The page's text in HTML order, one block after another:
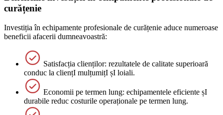
curățenie
Investiția în echipamente profesionale de curățenie aduce numeroase
beneficii afacerii dumneavoastră:
Satisfacția clienților: rezultatele de calitate superioară
conduc la cliențI mulțumițI șI loiali.
Economii pe termen lung: echipamentele eficiente șI
durabile reduc costurile operaționale pe termen lung.